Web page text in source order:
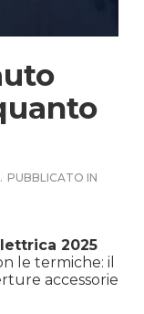
PUBBLICATO IN
2025
le termiche: il
accessorie